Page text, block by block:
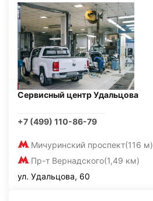
Сервисный центр Удальцова
+7 (499) 110-86-79
Мичуринский проспект(116 м)
Пр-т Вернадского(1,49 км)
ул. Удальцова, 60